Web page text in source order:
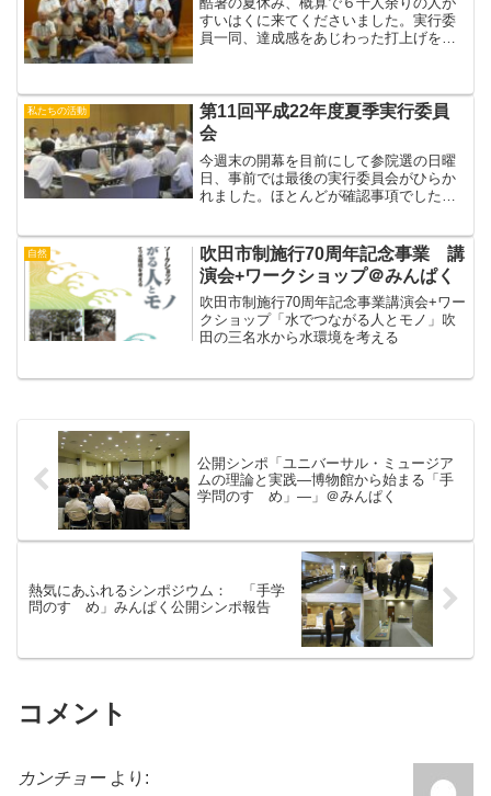
すいはくに来てくださいました。実行委
員一同、達成感をあじわった打上げをし
私たちの活動
第11回平成22年度夏季実行委員
会
今週末の開幕を目前にして参院選の日曜
日、事前では最後の実行委員会がひらか
れました。ほとんどが確認事項でした
示グループは展示のコーナー分けなどに
ついて最終のツメ作業でした...
自然
吹田市制施行70周年記念事業 講
演会+ワークショップ＠みんぱく
吹田市制施行70周年記念事業講演会+ワー
クショップ「水でつながる人とモノ」吹
田の三名水から水環境を考える
公開シンポ「ユニバーサル・ミュージア
ムの理論と実践―博物館から始まる「手
学問のすゝめ」―」＠みんぱく
熱気にあふれるシンポジウム： 「手学
問のすゝめ」みんぱく公開シンポ報告
コメント
カンチョー より: